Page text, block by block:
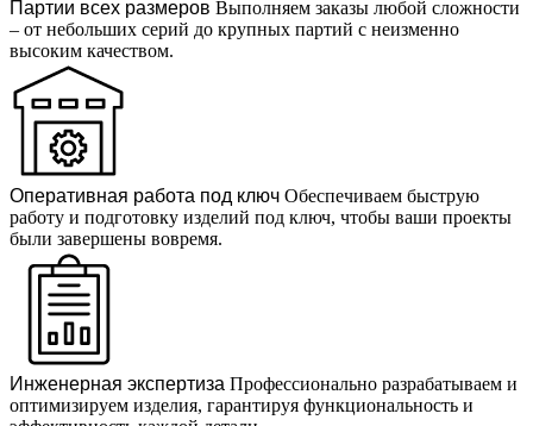
Партии всех размеров Выполняем заказы любой сложности
– от небольших серий до крупных партий с неизменно
высоким качеством.
Оперативная работа под ключ Обеспечиваем быструю
работу и подготовку изделий под ключ, чтобы ваши проекты
были завершены вовремя.
Инженерная экспертиза Профессионально разрабатываем и
оптимизируем изделия, гарантируя функциональность и